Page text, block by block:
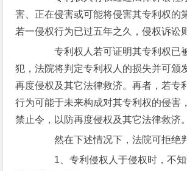
害、正在侵害或可能将侵害其专利权的
若一侵权行为已过五年之久，侵权诉讼
专利权人若可证明其专利权已
犯，法院将判定专利权人的损失并可颁
再度侵权及其它法律救济。再者，若专
行为可能于未来构成对其专利权的侵害
禁止令，以防再度侵权及其它法律救济。
然在下述情况下，法院可拒绝判
1、专利侵权人于侵权时，不知